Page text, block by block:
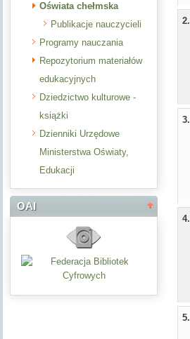
Oświata chełmska
Publikacje nauczycieli
Programy nauczania
Repozytorium materiałów
edukacyjnych
Dziedzictwo kulturowe -
książki
Dzienniki Urzędowe
Ministerstwa Oświaty,
Edukacji
OAI
2.
3.
4.
5.